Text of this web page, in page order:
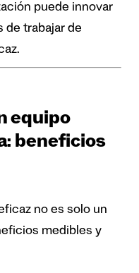
puede innovar
de trabajar de
equipo
beneficios
no es solo un
medibles y